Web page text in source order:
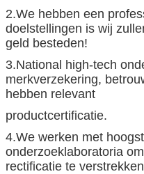
2.We hebben een
doelstellingen is wij
geld besteden!
3.National high-tech
merkverzekering,
hebben relevant
productcertificatie.
4.We werken met
onderzoeklaboratoria
rectificatie te verstrekken